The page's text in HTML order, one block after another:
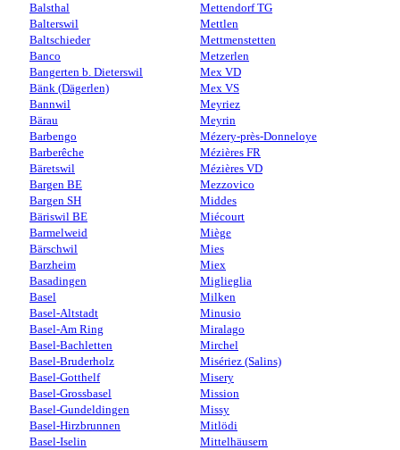
Balsthal
Balterswil
Baltschieder
Banco
Bangerten b. Dieterswil
Bänk (Dägerlen)
Bannwil
Bärau
Barbengo
Barberêche
Bäretswil
Bargen BE
Bargen SH
Bäriswil BE
Barmelweid
Bärschwil
Barzheim
Basadingen
Basel
Basel-Altstadt
Basel-Am Ring
Basel-Bachletten
Basel-Bruderholz
Basel-Gotthelf
Basel-Grossbasel
Basel-Gundeldingen
Basel-Hirzbrunnen
Basel-Iselin
Mettendorf TG
Mettlen
Mettmenstetten
Metzerlen
Mex VD
Mex VS
Meyriez
Meyrin
Mézery-près-Donneloye
Mézières FR
Mézières VD
Mezzovico
Middes
Miécourt
Miège
Mies
Miex
Miglieglia
Milken
Minusio
Miralago
Mirchel
Misériez (Salins)
Misery
Mission
Missy
Mitlödi
Mittelhäusern